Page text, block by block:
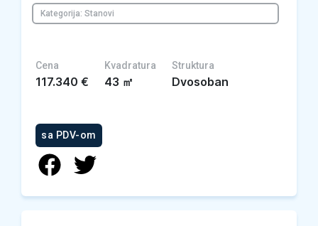
Kategorija: Stanovi
Cena
117.340 €
Kvadratura
43 ㎡
Struktura
Dvosoban
sa PDV-om